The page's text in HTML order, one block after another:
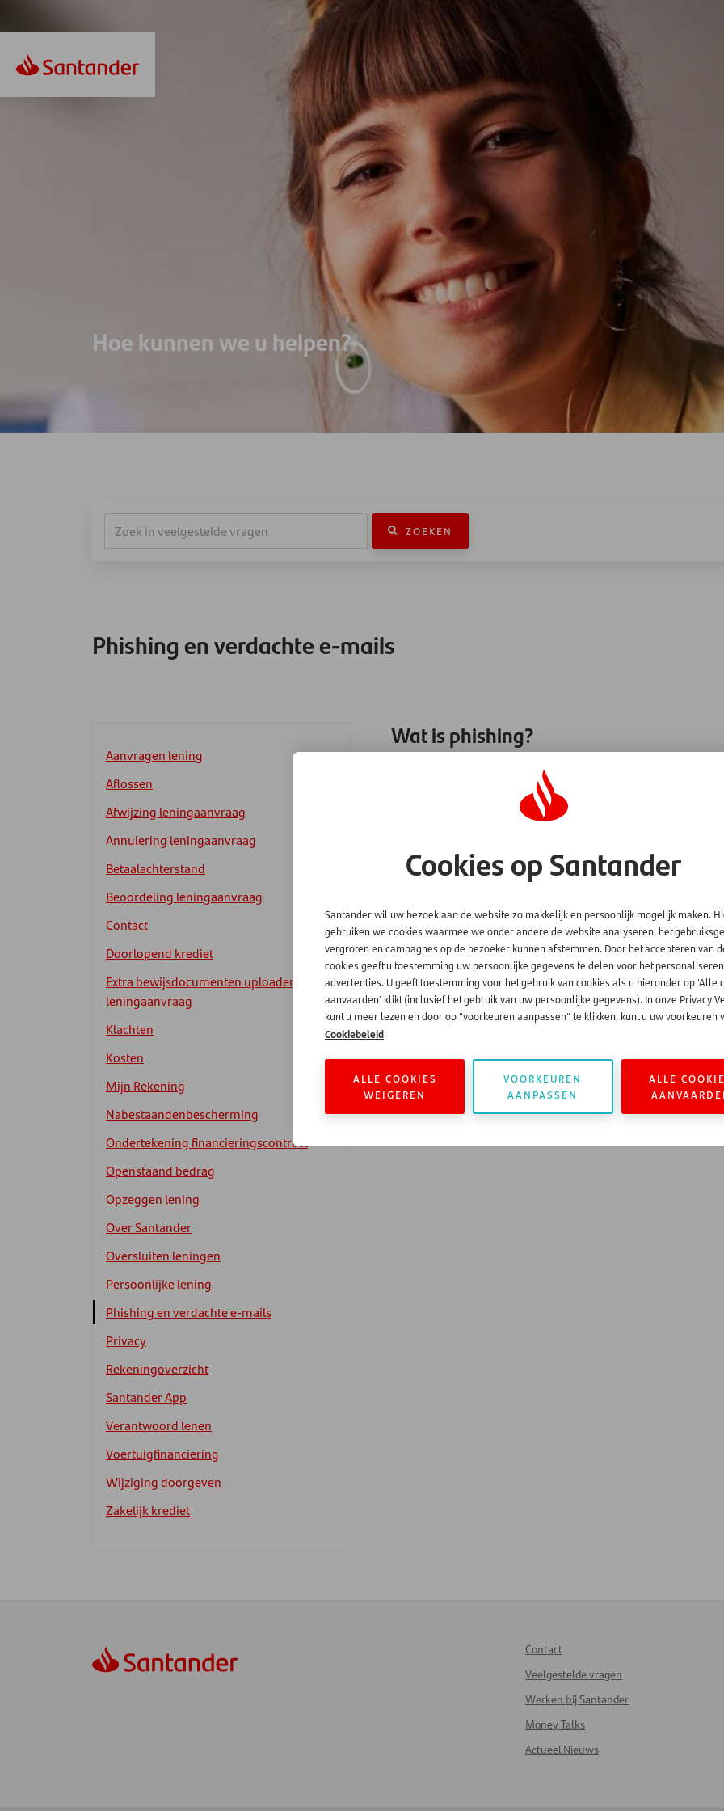
Hoe kunnen we u helpen?
ZOEKEN
Phishing en verdachte e-mails
Aanvragen lening
Aflossen
Afwijzing leningaanvraag
Annulering leningaanvraag
Betaalachterstand
Beoordeling leningaanvraag
Contact
Doorlopend krediet
Extra bewijsdocumenten uploaden
leningaanvraag
Klachten
Kosten
Mijn Rekening
Nabestaandenbescherming
Ondertekening financieringscontract
Openstaand bedrag
Opzeggen lening
Over Santander
Oversluiten leningen
Persoonlijke lening
Phishing en verdachte e-mails
Privacy
Rekeningoverzicht
Santander App
Verantwoord lenen
Voertuigfinanciering
Wijziging doorgeven
Zakelijk krediet
Wat is phishing?
criminelen zich voordoen als een betrouwbare organisatie,
vertrouwelijke gegevens van u te verkrijgen.
betrouwbaar lijken. In deze berichten wordt u bijvoorbeeld
gegevens te verstrekken of een betaling te doen naar een
uw rekening of account wordt geblokkeerd als u niet direct
Santander zal u echter nooit ongevraagd vragen om geld
een link. We zullen ook nooit om uw wachtwoord voor Mijn
Voor meer informatie verwijzen wij u naar websites van de
en
Contact
Veelgestelde vragen
Werken bij Santander
Money Talks
Actueel Nieuws
Cookies op Santander
Santander wil uw bezoek aan de website zo makkelijk en persoonlijk mogelijk maken.
gebruiken we cookies waarmee we onder andere de website analyseren, het
vergroten en campagnes op de bezoeker kunnen afstemmen. Door het accepteren van
cookies geeft u toestemming uw persoonlijke gegevens te delen voor het
advertenties. U geeft toestemming voor het gebruik van cookies als u hieronder op 'Alle
aanvaarden' klikt (inclusief het gebruik van uw persoonlijke gegevens). In onze Privacy
kunt u meer lezen en door op "voorkeuren aanpassen" te klikken, kunt u uw voorkeuren
Cookiebeleid
ALLE COOKIES
WEIGEREN
VOORKEUREN
AANPASSEN
ALLE